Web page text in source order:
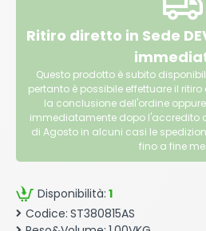
Disponibilità: 1
Codice: ST380815AS
Ritiro diretto in Sede
Questo prodotto è subito
pertanto è possibile effettuare il
la conclusione dell'ordine
immediatamente dopo l'accredito
di Agosto in alcuni casi le
fino a fine